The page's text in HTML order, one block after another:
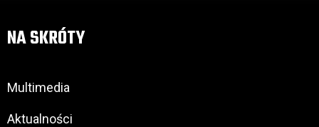
NA SKRÓTY
Multimedia
Aktualności